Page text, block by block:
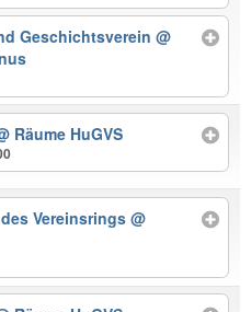
Geschichtsverein@
Räume HuGVS
Vereinsrings@